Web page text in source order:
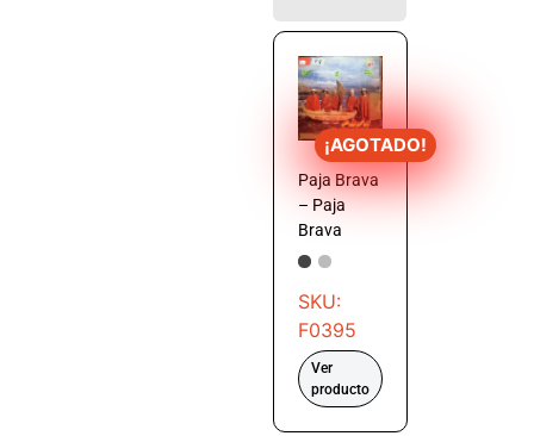
¡AGOTADO!
Paja Brava
– Paja
Brava
SKU:
F0395
Ver
producto